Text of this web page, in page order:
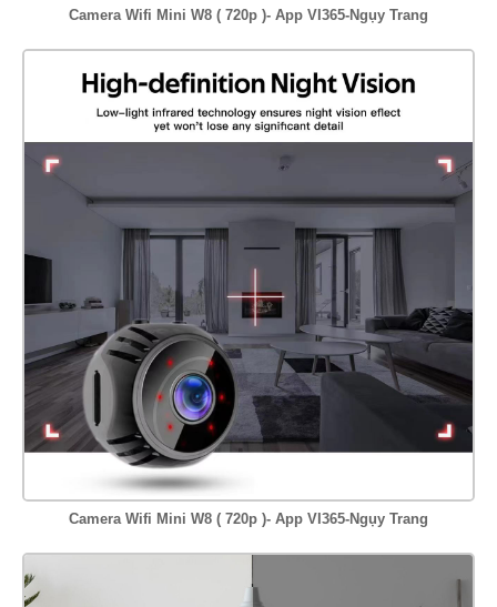
Camera Wifi Mini W8 ( 720p )- App VI365-Ngụy Trang
Camera Wifi Mini W8 ( 720p )- App VI365-Ngụy Trang